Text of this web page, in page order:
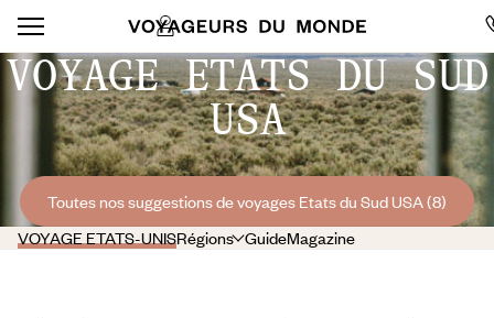
VOYAGE ETATS DU SUD
USA
Toutes nos suggestions de voyages Etats du Sud USA (8)
VOYAGE ETATS-UNISRégions GuideMagazine